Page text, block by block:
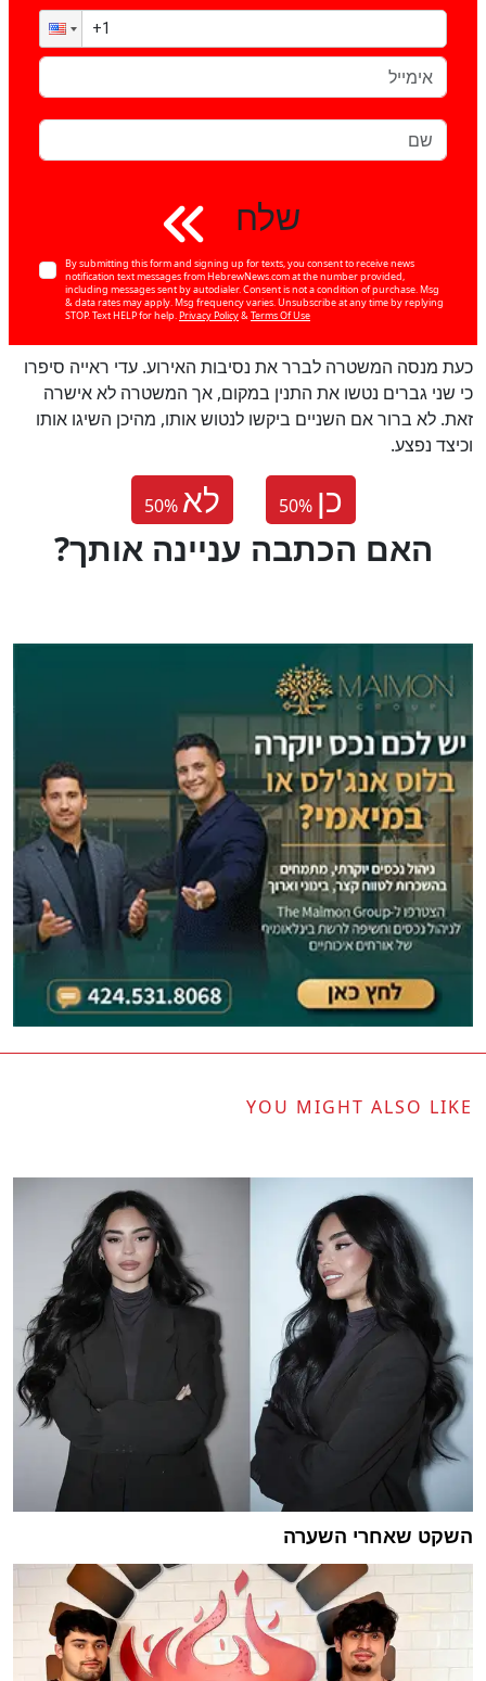
שלח
By submitting this form and signing up for texts, you consent to receive news
notification text messages from HebrewNews.com at the number provided,
including messages sent by autodialer. Consent is not a condition of purchase. Msg
& data rates may apply. Msg frequency varies. Unsubscribe at any time by replying
STOP. Text HELP for help. Privacy Policy& Terms Of Use
כעת מנסה המשטרה לברר את נסיבות האירוע. עדי ראייה סיפרו
כי שני גברים נטשו את התנין במקום, אך המשטרה לא אישרה
זאת. לא ברור אם השניים ביקשו לנטוש אותו, מהיכן השיגו אותו
וכיצד נפצע.
50% לא 50% כן
?האם הכתבה עניינה אותך
YOU MIGHT ALSO LIKE
השקט שאחרי השערה